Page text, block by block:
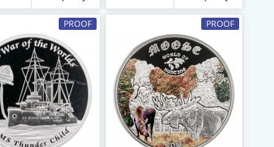
PROOF PROOF